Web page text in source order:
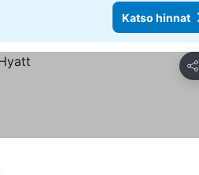
Katso hinnat
Jaa